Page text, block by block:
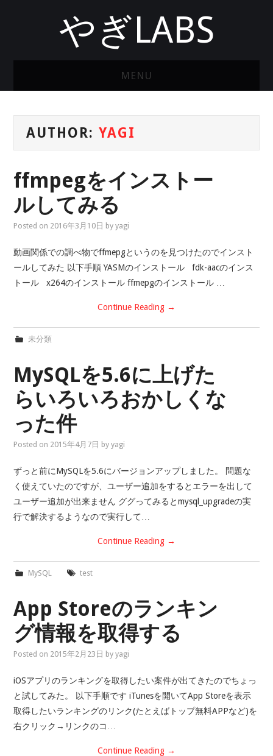
やぎLABS
MENU
AUTHOR:YAGI
ffmpegをインストー
ルしてみる
Posted on 2016年3月10日 byyagi
動画関係での調べ物でffmepgというのを見つけたのでインスト
ールしてみた 以下手順 YASMのインストール fdk-aacのインス
トール x264のインストール ffmepgのインストール …
Continue Reading →
未分類
MySQLを5.6に上げた
らいろいろおかしくな
った件
Posted on 2015年4月7日 byyagi
ずっと前にMySQLを5.6にバージョンアップしました。 問題な
く使えていたのですが、ユーザー追加をするとエラーを出して
ユーザー追加が出来ません ググってみるとmysql_upgradeの実
行で解決するようなので実行して…
Continue Reading →
MySQL test
App Storeのランキン
グ情報を取得する
Posted on 2015年2月23日 byyagi
iOSアプリのランキングを取得したい案件が出てきたのでちょっ
と試してみた。 以下手順です iTunesを開いてApp Storeを表示
取得したいランキングのリンク(たとえばトップ無料APPなど)を
右クリック→リンクのコ…
Continue Reading →